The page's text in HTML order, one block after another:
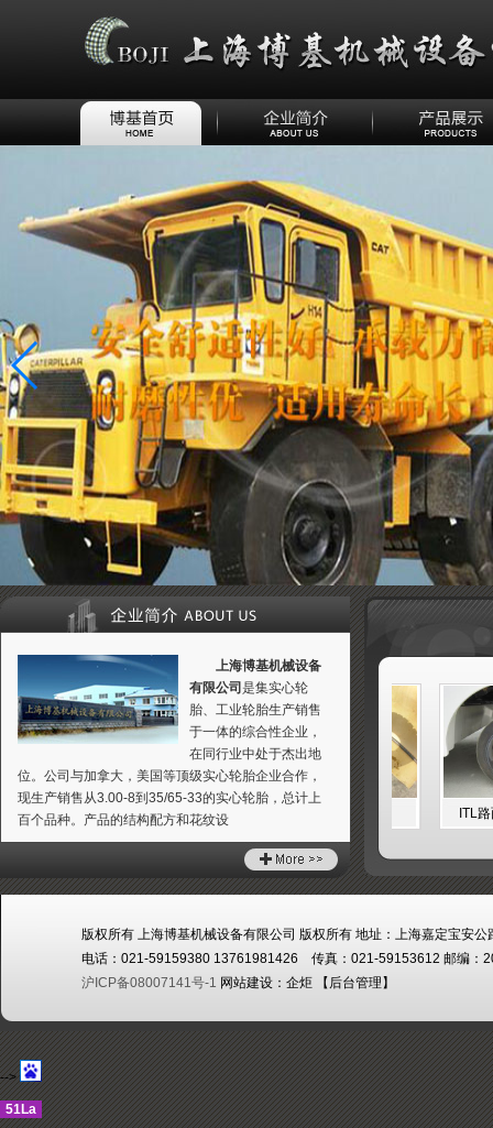
上海博基机械设备
有限公司 是集实心轮
胎、工业轮胎生产销售
于一体的综合性企业，
在同行业中处于杰出地
位。公司与加拿大，美国等顶级实心轮胎企业合作，
现生产销售从3.00-8到35/65-33的实心轮胎，总计上
百个品种。产品的结构配方和花纹设
ITL装载机实心轮胎 ITL路面机
版权所有 上海博基机械设备有限公司 版权所有 地址：上海嘉定宝安公
电话：021-59159380 13761981426 传真：021-59153612 邮编：
沪ICP备08007141号-1 网站建设： 企炬 【 后台管理 】
-->
51La